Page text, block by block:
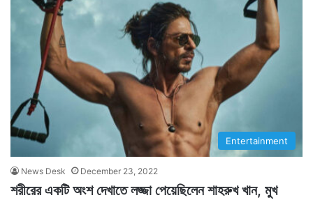
Entertainment
News Desk December 23, 2022
শরীরের একটি অংশ দেখাতে লজ্জা পেয়েছিলেন শাহরুখ খান, মুখ